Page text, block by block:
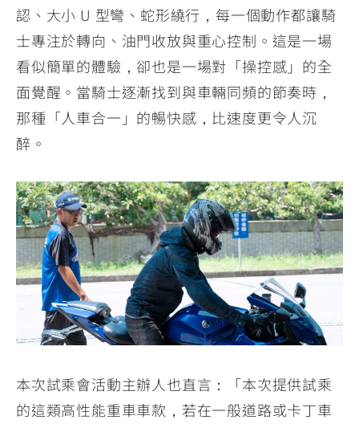
認、大小 U 型彎、蛇形繞行，每一個動作都讓騎
士專注於轉向、油門收放與重心控制。這是一場
看似簡單的體驗，卻也是一場對「操控感」的全
面覺醒。當騎士逐漸找到與車輛同頻的節奏時，
那種「人車合一」的暢快感，比速度更令人沉
醉。
本次試乘會活動主辦人也直言：「本次提供試乘
的這類高性能重車車款，若在一般道路或卡丁車